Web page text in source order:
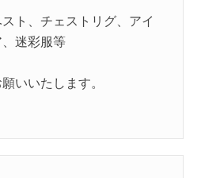
ト、チェストリグ、アイ
迷彩服等
いいたします。